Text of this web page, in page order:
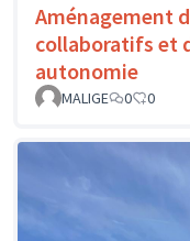
Aménagement
collaboratifs et
autonomie
MALIGE 0 0